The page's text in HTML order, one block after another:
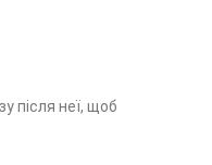
після неї, щоб